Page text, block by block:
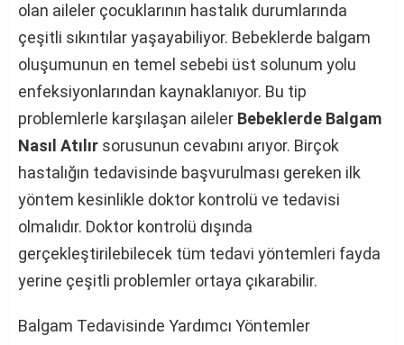
olan aileler çocuklarının hastalık durumlarında
çeşitli sıkıntılar yaşayabiliyor. Bebeklerde balgam
oluşumunun en temel sebebi üst solunum yolu
enfeksiyonlarından kaynaklanıyor. Bu tip
problemlerle karşılaşan aileler Bebeklerde Balgam
Nasıl Atılır sorusunun cevabını arıyor. Birçok
hastalığın tedavisinde başvurulması gereken ilk
yöntem kesinlikle doktor kontrolü ve tedavisi
olmalıdır. Doktor kontrolü dışında
gerçekleştirilebilecek tüm tedavi yöntemleri fayda
yerine çeşitli problemler ortaya çıkarabilir.
Balgam Tedavisinde Yardımcı Yöntemler